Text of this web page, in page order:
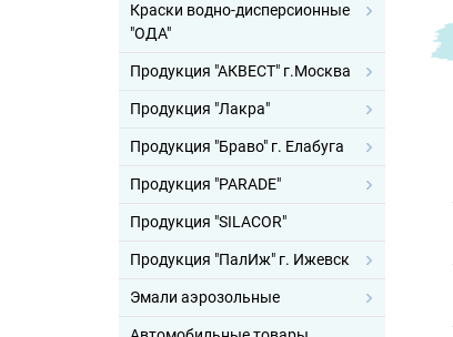
Краски водно-дисперсионные
"ОДА"
Продукция "АКВЕСТ" г.Москва
Продукция "Лакра"
Продукция "Браво" г. Елабуга
Продукция "PARADE"
Продукция "SILACOR"
Продукция "ПалИж" г. Ижевск
Эмали аэрозольные